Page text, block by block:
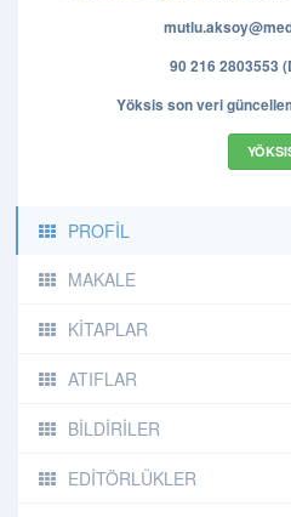
90 216 2803553
Yöksis son veri
PROFİL
MAKALE
KİTAPLAR
ATIFLAR
BİLDİRİLER
EDİTÖRLÜKLER